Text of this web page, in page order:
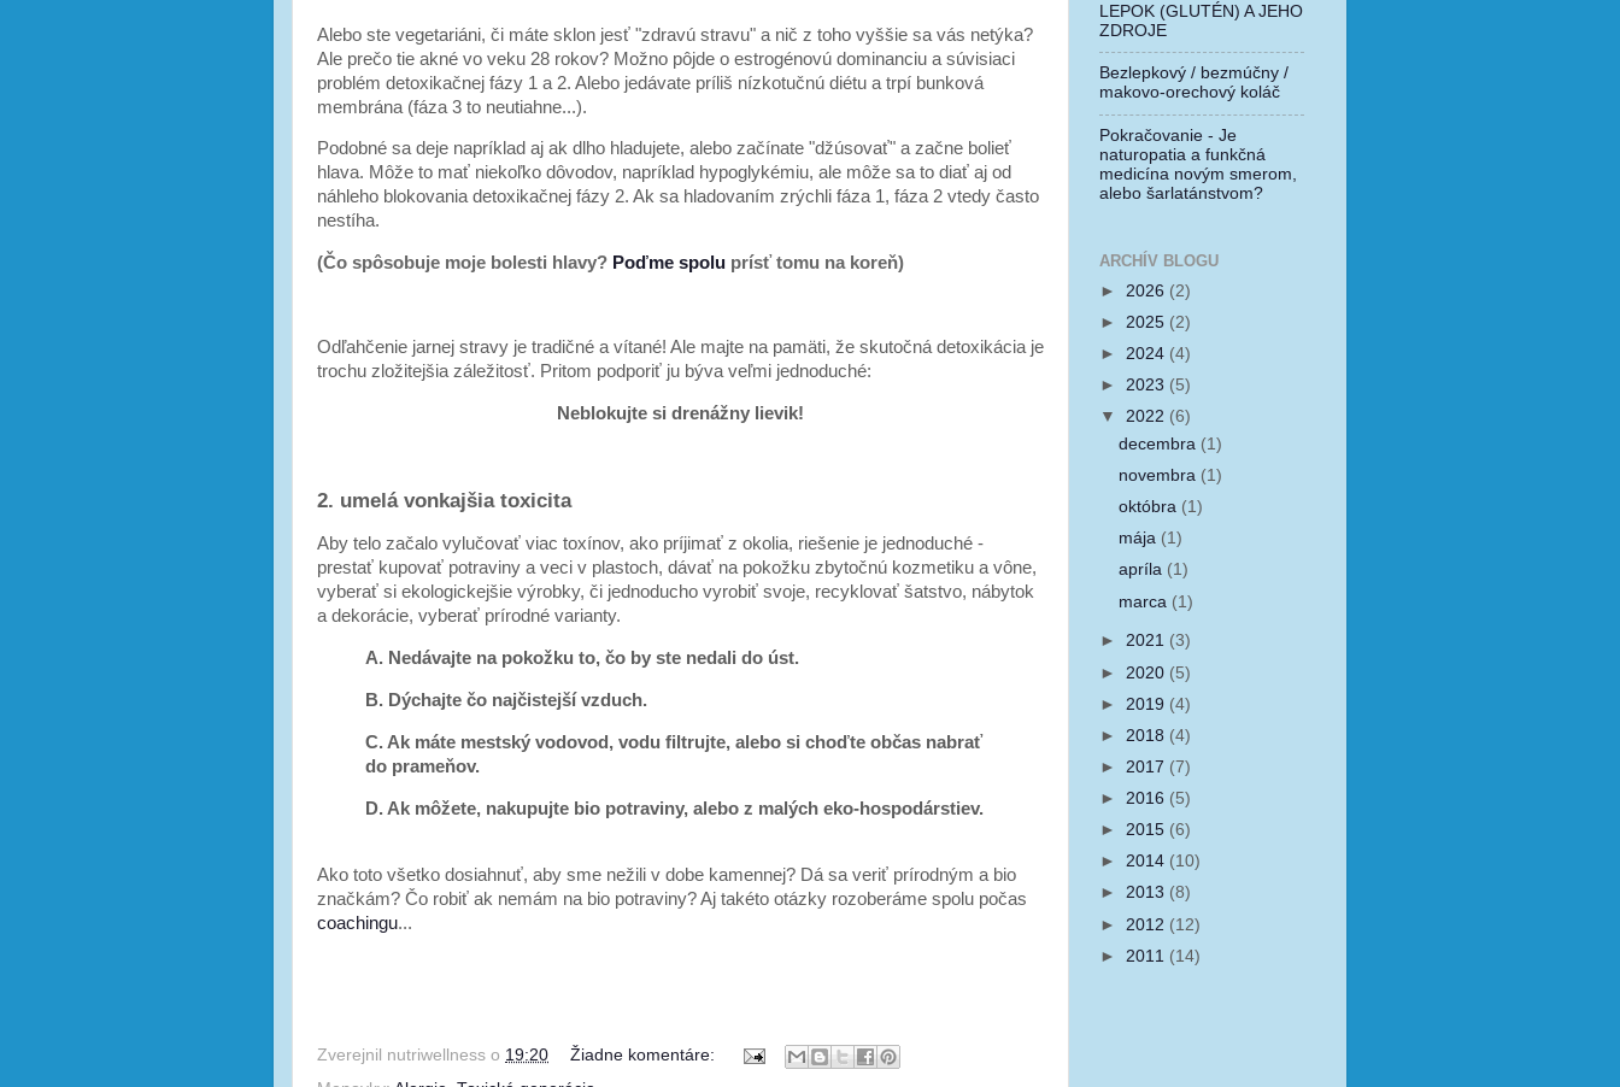
Alebo ste vegetariáni, či máte sklon jesť "zdravú stravu" a nič z toho vyššie sa vás netýka?
Ale prečo tie akné vo veku 28 rokov? Možno pôjde o estrogénovú dominanciu a súvisiaci
problém detoxikačnej fázy 1 a 2. Alebo jedávate príliš nízkotučnú diétu a trpí bunková
membrána (fáza 3 to neutiahne...).
Podobné sa deje napríklad aj ak dlho hladujete, alebo začínate "džúsovať" a začne bolieť
hlava. Môže to mať niekoľko dôvodov, napríklad hypoglykémiu, ale môže sa to diať aj od
náhleho blokovania detoxikačnej fázy 2. Ak sa hladovaním zrýchli fáza 1, fáza 2 vtedy často
nestíha.
(Čo spôsobuje moje bolesti hlavy? Poďme spolu prísť tomu na koreň)
Odľahčenie jarnej stravy je tradičné a vítané! Ale majte na pamäti, že skutočná detoxikácia je
trochu zložitejšia záležitosť. Pritom podporiť ju býva veľmi jednoduché:
Neblokujte si drenážny lievik!
2. umelá vonkajšia toxicita
Aby telo začalo vylučovať viac toxínov, ako príjimať z okolia, riešenie je jednoduché -
prestať kupovať potraviny a veci v plastoch, dávať na pokožku zbytočnú kozmetiku a vône,
vyberať si ekologickejšie výrobky, či jednoducho vyrobiť svoje, recyklovať šatstvo, nábytok
a dekorácie, vyberať prírodné varianty.
A. Nedávajte na pokožku to, čo by ste nedali do úst.
B. Dýchajte čo najčistejší vzduch.
C. Ak máte mestský vodovod, vodu filtrujte, alebo si choďte občas nabrať
do prameňov.
D. Ak môžete, nakupujte bio potraviny, alebo z malých eko-hospodárstiev.
Ako toto všetko dosiahnuť, aby sme nežili v dobe kamennej? Dá sa veriť prírodným a bio
značkám? Čo robiť ak nemám na bio potraviny? Aj takéto otázky rozoberáme spolu počas
coachingu...
Zverejnil nutriwellness o 19:20
Žiadne komentáre:
LEPOK (GLUTÉN) A JEHO
ZDROJE
Bezlepkový / bezmúčny /
makovo-orechový koláč
Pokračovanie - Je
naturopatia a funkčná
medicína novým smerom,
alebo šarlatánstvom?
ARCHÍV BLOGU
► 2026 (2)
► 2025 (2)
► 2024 (4)
► 2023 (5)
▼ 2022 (6)
decembra (1)
novembra (1)
októbra (1)
mája (1)
apríla (1)
marca (1)
► 2021 (3)
► 2020 (5)
► 2019 (4)
► 2018 (4)
► 2017 (7)
► 2016 (5)
► 2015 (6)
► 2014 (10)
► 2013 (8)
► 2012 (12)
► 2011 (14)